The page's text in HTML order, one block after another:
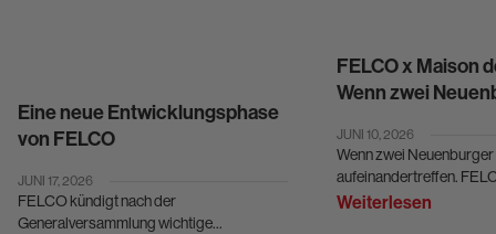
Eine neue Entwicklungsphase
von FELCO
JUNI 17, 2026
FELCO kündigt nach der
Generalversammlung wichtige
FELCO x Maison
Wenn zwei
JUNI 10, 2026
Wenn zwei
aufeinandertreffen.
de l’Absinthe teilen mehr
Weiterlesen